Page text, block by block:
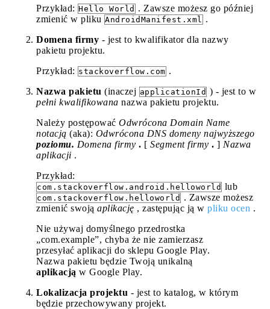
Przykład: Hello World . Zawsze możesz go później
zmienić w pliku AndroidManifest.xml .
Domena firmy - jest to kwalifikator dla nazwy
pakietu projektu.
Przykład: stackoverflow.com .
Nazwa pakietu (inaczej applicationId ) - jest to w
pełni kwalifikowana nazwa pakietu projektu.
Należy postępować Odwrócona Domain Name
notacją (aka): Odwrócona DNS domeny najwyższego
poziomu. Domena firmy . [ Segment firmy . ] Nazwa
aplikacji .
Przykład:
com.stackoverflow.android.helloworld lub
com.stackoverflow.helloworld . Zawsze możesz
zmienić swoją aplikację , zastępując ją w pliku ocen .
Nie używaj domyślnego przedrostka
„com.example”, chyba że nie zamierzasz
przesyłać aplikacji do sklepu Google Play.
Nazwa pakietu będzie Twoją unikalną
aplikacją w Google Play.
Lokalizacja projektu - jest to katalog, w którym
będzie przechowywany projekt.